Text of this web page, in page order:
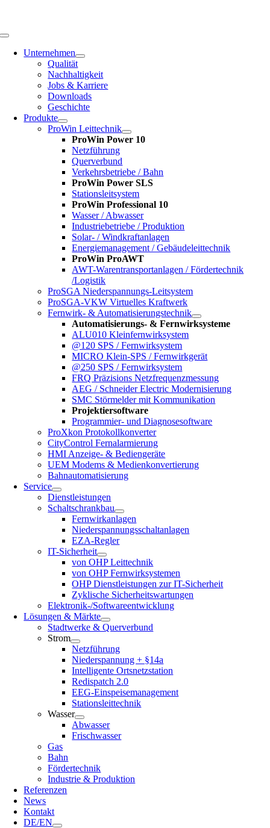
Toggle
NavigationUnternehmen
Qualität
Nachhaltigkeit
Jobs & Karriere
Downloads
Geschichte
Produkte
ProWin Leittechnik
ProWin Power 10
Netzführung
Querverbund
Verkehrsbetriebe / Bahn
ProWin Power SLS
Stationsleitsystem
ProWin Professional 10
Wasser / Abwasser
Industriebetriebe / Produktion
Solar- / Windkraftanlagen
Energiemanagement / Gebäudeleittechnik
ProWin ProAWT
AWT-Warentransportanlagen / Fördertechnik
/Logistik
ProSGA Niederspannungs-Leitsystem
ProSGA-VKW Virtuelles Kraftwerk
Fernwirk- & Automatisierungstechnik
Automatisierungs- & Fernwirksysteme
ALU010 Kleinfernwirksystem
@120 SPS / Fernwirksystem
MICRO Klein-SPS / Fernwirkgerät
@250 SPS / Fernwirksystem
FRQ Präzisions Netzfrequenzmessung
AEG / Schneider Electric Modernisierung
SMC Störmelder mit Kommunikation
Projektiersoftware
Programmier- und Diagnosesoftware
ProXkon Protokollkonverter
CityControl Fernalarmierung
HMI Anzeige- & Bediengeräte
UEM Modems & Medienkonvertierung
Bahnautomatisierung
Service
Dienstleistungen
Schaltschrankbau
Fernwirkanlagen
Niederspannungsschaltanlagen
EZA-Regler
IT-Sicherheit
von OHP Leittechnik
von OHP Fernwirksystemen
OHP Dienstleistungen zur IT-Sicherheit
Zyklische Sicherheitswartungen
Elektronik-/Softwareentwicklung
Lösungen & Märkte
Stadtwerke & Querverbund
Strom
Netzführung
Niederspannung + §14a
Intelligente Ortsnetzstation
Redispatch 2.0
EEG-Einspeisemanagement
Stationsleittechnik
Wasser
Abwasser
Frischwasser
Gas
Bahn
Fördertechnik
Industrie & Produktion
Referenzen
News
Kontakt
DE/EN